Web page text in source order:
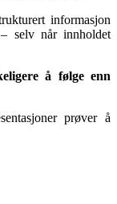
informasjon
selv når innholdet
å følge enn
prøver å